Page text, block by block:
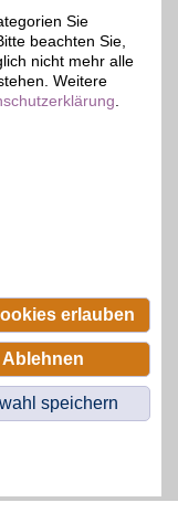
Sie
beachten Sie,
nicht mehr alle
Weitere
erlauben
Ablehnen
speichern